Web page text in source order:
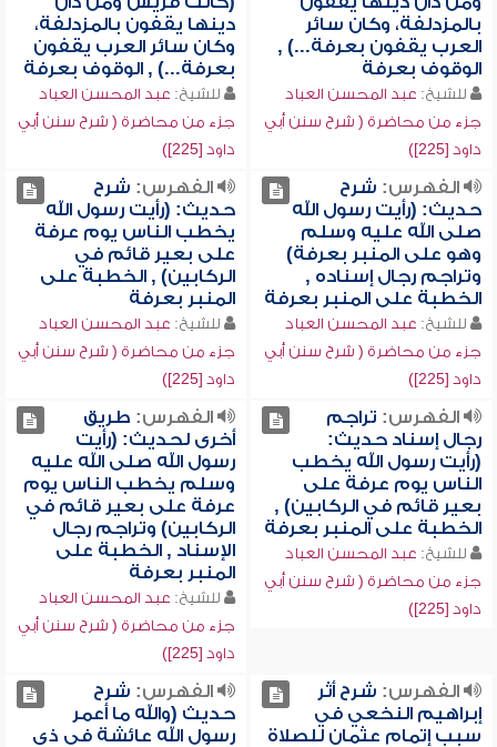
بالمزدلفة، وكان سائر
العرب يقفون بعرفة...) ,
الوقوف بعرفة
للشيخ: عبد المحسن العباد
جزء من محاضرة ( شرح سنن أبي
داود [225])
دينها يقفون بالمزدلفة،
وكان سائر العرب يقفون
بعرفة...) , الوقوف بعرفة
للشيخ: عبد المحسن العباد
جزء من محاضرة ( شرح سنن أبي
داود [225])
الفهرس: شرح
حديث: (رأيت رسول الله
صلى الله عليه وسلم
وهو على المنبر بعرفة)
وتراجم رجال إسناده ,
الخطبة على المنبر بعرفة
للشيخ: عبد المحسن العباد
جزء من محاضرة ( شرح سنن أبي
داود [225])
الفهرس: شرح
حديث: (رأيت رسول الله
يخطب الناس يوم عرفة
على بعير قائم في
الركابين) , الخطبة على
المنبر بعرفة
للشيخ: عبد المحسن العباد
جزء من محاضرة ( شرح سنن أبي
داود [225])
الفهرس: تراجم
رجال إسناد حديث:
(رأيت رسول الله يخطب
الناس يوم عرفة على
بعير قائم في الركابين) ,
الخطبة على المنبر بعرفة
للشيخ: عبد المحسن العباد
جزء من محاضرة ( شرح سنن أبي
داود [225])
الفهرس: طريق
أخرى لحديث: (رأيت
رسول الله صلى الله عليه
وسلم يخطب الناس يوم
عرفة على بعير قائم في
الركابين) وتراجم رجال
الإسناد , الخطبة على
المنبر بعرفة
للشيخ: عبد المحسن العباد
جزء من محاضرة ( شرح سنن أبي
داود [225])
الفهرس: شرح أثر
إبراهيم النخعي في
سبب إتمام عثمان للصلاة
الفهرس: شرح
حديث (والله ما أعمر
رسول الله عائشة في ذي